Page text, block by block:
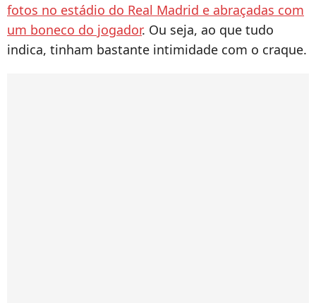
fotos no estádio do Real Madrid e abraçadas com
um boneco do jogador. Ou seja, ao que tudo
indica, tinham bastante intimidade com o craque.